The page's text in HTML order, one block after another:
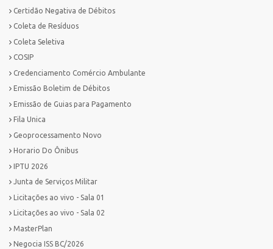
Certidão Negativa de Débitos
Coleta de Resíduos
Coleta Seletiva
COSIP
Credenciamento Comércio Ambulante
Emissão Boletim de Débitos
Emissão de Guias para Pagamento
Fila Unica
Geoprocessamento Novo
Horario Do Ônibus
IPTU 2026
Junta de Serviços Militar
Licitações ao vivo - Sala 01
Licitações ao vivo - Sala 02
MasterPlan
Negocia ISS BC/2026